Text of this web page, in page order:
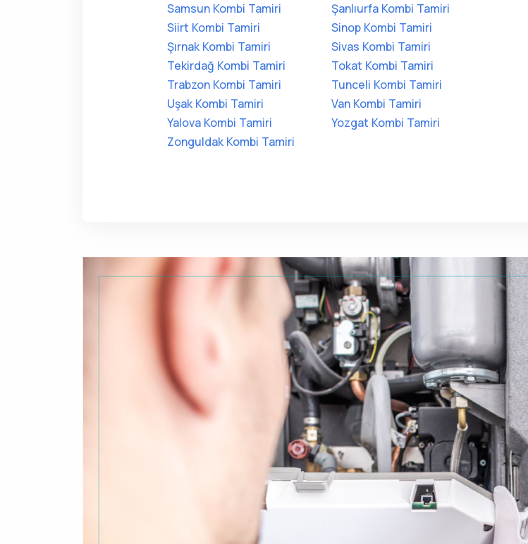
Samsun Kombi Tamiri
Şanlıurfa Kombi Tamiri
Siirt Kombi Tamiri
Sinop Kombi Tamiri
Şırnak Kombi Tamiri
Sivas Kombi Tamiri
Tekirdağ Kombi Tamiri
Tokat Kombi Tamiri
Trabzon Kombi Tamiri
Tunceli Kombi Tamiri
Uşak Kombi Tamiri
Van Kombi Tamiri
Yalova Kombi Tamiri
Yozgat Kombi Tamiri
Zonguldak Kombi Tamiri